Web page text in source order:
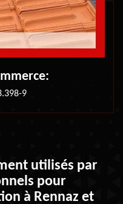
9
utilisés par
pour
à Rennaz et